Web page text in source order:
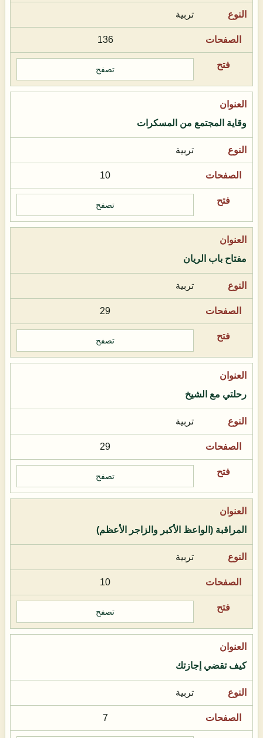
تربية
136
تصفح
وقاية المجتمع من المسكرات
تربية
10
تصفح
مفتاح باب الريان
تربية
29
تصفح
رحلتي مع الشيخ
تربية
29
تصفح
المراقبة (الواعظ الأكبر والزاجر الأعظم)
تربية
10
تصفح
كيف تقضي إجازتك
تربية
7